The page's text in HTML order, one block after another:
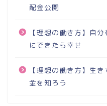
配金公開
【理想の働き方】自
にできたら幸せ
【理想の働き方】生
金を知ろう